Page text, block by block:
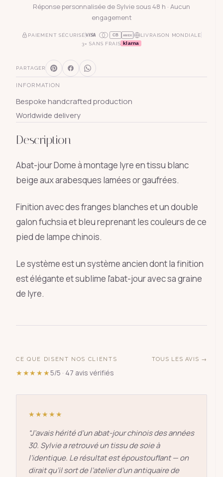
Réponse personnalisée de Sylvie sous 48 h · Aucun
engagement
PAIEMENT SÉCURISÉ CB AMEX
LIVRAISON MONDIALE
3× SANS FRAIS klarna
PARTAGER
INFORMATION
Bespoke handcrafted production
Worldwide delivery
Description
Abat-jour Dome à montage lyre en tissu blanc
beige aux arabesques lamées or gaufrées.
Finition avec des franges blanches et un double
galon fuchsia et bleu reprenant les couleurs de ce
pied de lampe chinois.
Le système est un système ancien dont la finition
est élégante et sublime l'abat-jour avec sa graine
de lyre.
CE QUE DISENT NOS CLIENTS
★★★★★5/5 · 47 avis vérifiés
TOUS LES AVIS →
★★★★★
“J’avais hérité d’un abat-jour chinois des années
30. Sylvie a retrouvé un tissu de soie à
l’identique. Le résultat est époustouflant — on
dirait qu’il sort de l’atelier d’un antiquaire de